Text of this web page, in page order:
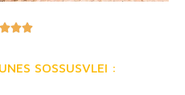

SOSSUSVLEI :